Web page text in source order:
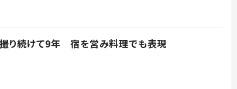
り続けて9年 宿を営み料理でも表現